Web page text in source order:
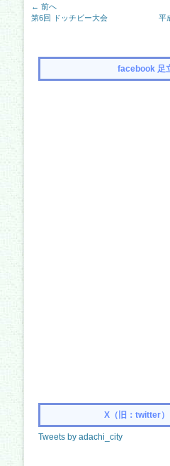
投
稿
ビ
ゲ
← 前へ
前
第6回 ドッチビー大会
次
平
facebook 足
X（旧：twitter
Tweets by adachi_city